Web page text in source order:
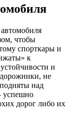
чтобы
спорткары и
к
и
не
над
успешно
дорог либо их